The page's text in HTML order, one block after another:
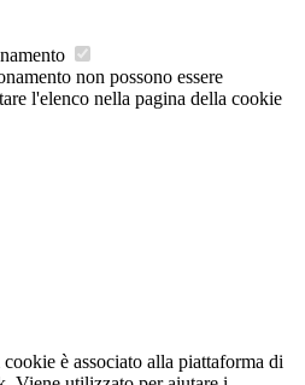
non possono essere
l'elenco nella pagina della cookie
è associato alla piattaforma di